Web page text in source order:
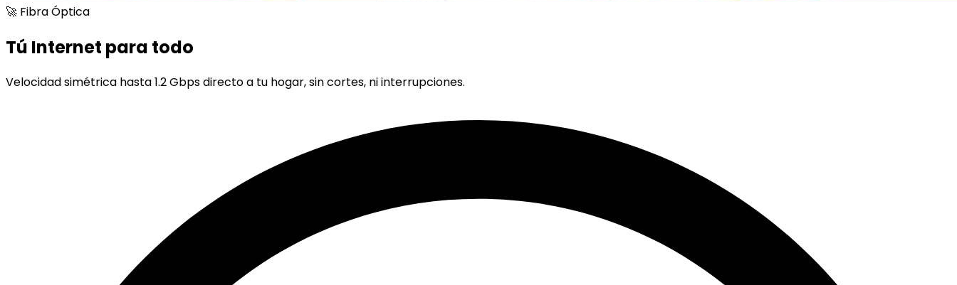
🚀 Fibra Óptica
Tú Internet para todo
Velocidad simétrica hasta 1.2 Gbps directo a tu hogar, sin cortes, ni interrupciones.